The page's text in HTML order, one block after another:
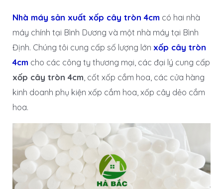
Nhà máy sản xuất xốp cây tròn 4cm có hai nhà
máy chính tại Bình Dương và một nhà máy tại Bình
Định. Chúng tôi cung cấp số lượng lớn xốp cây tròn
4cm cho các công ty thương mại, các đại lý cung cấp
xốp cây tròn 4cm, cốt xốp cắm hoa, các cửa hàng
kinh doanh phụ kiện xốp cắm hoa, xốp cây dẻo cắm
hoa.